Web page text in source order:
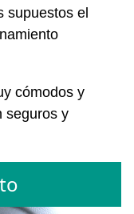
supuestos el
cómodos y
seguros y